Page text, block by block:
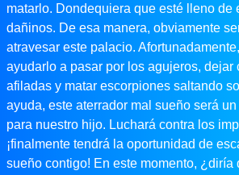
matarlo. Dondequiera que esté lleno de
dañinos. De esa manera, obviamente
atravesar este palacio.
ayudarlo a pasar por los agujeros, dejar
afiladas y matar escorpiones saltando
ayuda, este aterrador mal sueño será
para nuestro hijo. Luchará contra los
¡finalmente tendrá la oportunidad de
sueño contigo! En este momento, ¿diría